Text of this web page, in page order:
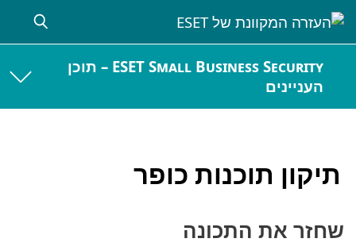
ESET Small Business Security – תוכן
העניינים
תיקון תוכנות כופר
שחזר את התכונה